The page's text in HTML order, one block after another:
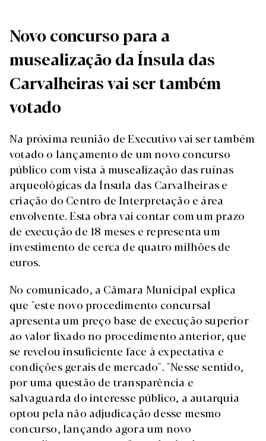
Novo concurso para a
musealização da Ínsula das
Carvalheiras vai ser também
votado
Na próxima reunião de Executivo vai ser também
votado o lançamento de um novo concurso
público com vista à musealização das ruínas
arqueológicas da Ínsula das Carvalheiras e
criação do Centro de Interpretação e área
envolvente. Esta obra vai contar com um prazo
de execução de 18 meses e representa um
investimento de cerca de quatro milhões de
euros.
No comunicado, a Câmara Municipal explica
que "este novo procedimento concursal
apresenta um preço base de execução superior
ao valor fixado no procedimento anterior, que
se revelou insuficiente face à expectativa e
condições gerais de mercado". "Nesse sentido,
por uma questão de transparência e
salvaguarda do interesse público, a autarquia
optou pela não adjudicação desse mesmo
concurso, lançando agora um novo